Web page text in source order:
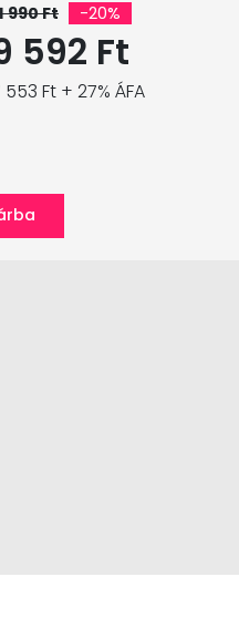
990 Ft -20%
592 Ft
553 Ft + 27% ÁFA